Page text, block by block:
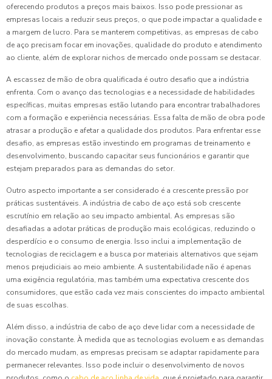
oferecendo produtos a preços mais baixos. Isso pode pressionar as
empresas locais a reduzir seus preços, o que pode impactar a qualidade e
a margem de lucro. Para se manterem competitivas, as empresas de cabo
de aço precisam focar em inovações, qualidade do produto e atendimento
ao cliente, além de explorar nichos de mercado onde possam se destacar.
A escassez de mão de obra qualificada é outro desafio que a indústria
enfrenta. Com o avanço das tecnologias e a necessidade de habilidades
específicas, muitas empresas estão lutando para encontrar trabalhadores
com a formação e experiência necessárias. Essa falta de mão de obra pode
atrasar a produção e afetar a qualidade dos produtos. Para enfrentar esse
desafio, as empresas estão investindo em programas de treinamento e
desenvolvimento, buscando capacitar seus funcionários e garantir que
estejam preparados para as demandas do setor.
Outro aspecto importante a ser considerado é a crescente pressão por
práticas sustentáveis. A indústria de cabo de aço está sob crescente
escrutínio em relação ao seu impacto ambiental. As empresas são
desafiadas a adotar práticas de produção mais ecológicas, reduzindo o
desperdício e o consumo de energia. Isso inclui a implementação de
tecnologias de reciclagem e a busca por materiais alternativos que sejam
menos prejudiciais ao meio ambiente. A sustentabilidade não é apenas
uma exigência regulatória, mas também uma expectativa crescente dos
consumidores, que estão cada vez mais conscientes do impacto ambiental
de suas escolhas.
Além disso, a indústria de cabo de aço deve lidar com a necessidade de
inovação constante. À medida que as tecnologias evoluem e as demandas
do mercado mudam, as empresas precisam se adaptar rapidamente para
permanecer relevantes. Isso pode incluir o desenvolvimento de novos